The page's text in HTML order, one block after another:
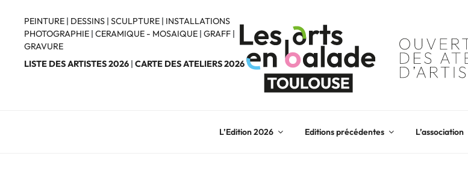
contenu
principal
PEINTURE | DESSINS | SCULPTURE | INSTALLATIONS
PHOTOGRAPHIE | CERAMIQUE - MOSAIQUE | GRAFF |
GRAVURE
LISTE DES ARTISTES 2026 | CARTE DES ATELIERS 2026
L’Edition 2026 Editions précédentes L’association